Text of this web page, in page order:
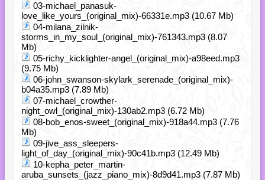
03-michael_panasuk-
love_like_yours_(original_mix)-66331e.mp3 (10.67 Mb)
04-milana_zilnik-
storms_in_my_soul_(original_mix)-761343.mp3 (8.07
Mb)
05-richy_kicklighter-angel_(original_mix)-a98eed.mp3
(9.75 Mb)
06-john_swanson-skylark_serenade_(original_mix)-
b04a35.mp3 (7.89 Mb)
07-michael_crowther-
night_owl_(original_mix)-130ab2.mp3 (6.72 Mb)
08-bob_enos-sweet_(original_mix)-918a44.mp3 (7.76
Mb)
09-jive_ass_sleepers-
light_of_day_(original_mix)-90c41b.mp3 (12.49 Mb)
10-kepha_peter_martin-
aruba_sunsets_(jazz_piano_mix)-8d9d41.mp3 (7.87 Mb)